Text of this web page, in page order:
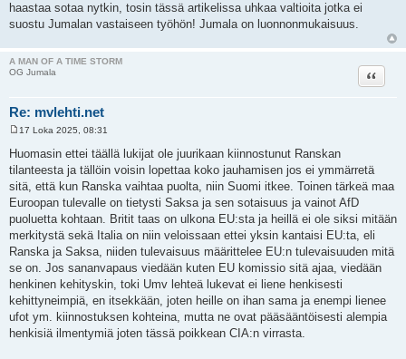
haastaa sotaa nytkin, tosin tässä artikelissa uhkaa valtioita jotka ei
suostu Jumalan vastaiseen työhön! Jumala on luonnonmukaisuus.
A MAN OF A TIME STORM
OG Jumala
Re: mvlehti.net
Lainaa
e
s
t
i
17 Loka 2025, 08:31
Huomasin ettei täällä lukijat ole juurikaan kiinnostunut Ranskan
tilanteesta ja tällöin voisin lopettaa koko jauhamisen jos ei ymmärretä
sitä, että kun Ranska vaihtaa puolta, niin Suomi itkee. Toinen tärkeä maa
Euroopan tulevalle on tietysti Saksa ja sen sotaisuus ja vainot AfD
puoluetta kohtaan. Britit taas on ulkona EU:sta ja heillä ei ole siksi mitään
merkitystä sekä Italia on niin veloissaan ettei yksin kantaisi EU:ta, eli
Ranska ja Saksa, niiden tulevaisuus määrittelee EU:n tulevaisuuden mitä
se on. Jos sananvapaus viedään kuten EU komissio sitä ajaa, viedään
henkinen kehityskin, toki Umv lehteä lukevat ei liene henkisesti
kehittyneimpiä, en itsekkään, joten heille on ihan sama ja enempi lienee
ufot ym. kiinnostuksen kohteina, mutta ne ovat pääsääntöisesti alempia
henkisiä ilmentymiä joten tässä poikkean CIA:n virrasta.